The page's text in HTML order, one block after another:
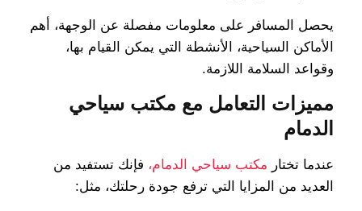
يحصل المسافر على معلومات مفصلة عن الوجهة، أهم
الأماكن السياحية، الأنشطة التي يمكن القيام بها،
وقواعد السلامة اللازمة.
مميزات التعامل مع مكتب سياحي
الدمام
عندما تختار مكتب سياحي الدمام، فإنك تستفيد من
العديد من المزايا التي ترفع جودة رحلتك، مثل: